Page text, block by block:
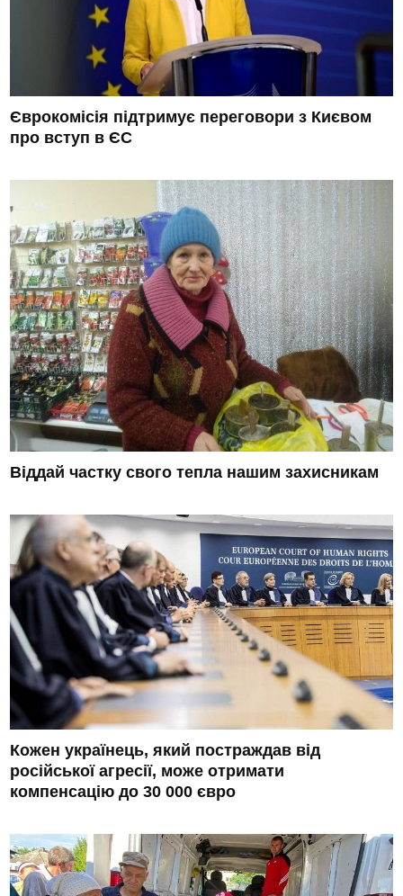
Єврокомісія підтримує переговори з Києвом
про вступ в ЄС
Віддай частку свого тепла нашим захисникам
Кожен українець, який постраждав від
російської агресії, може отримати
компенсацію до 30 000 євро